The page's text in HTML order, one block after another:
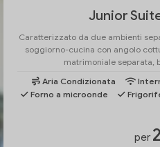
Junior
Caratterizzato da due ambienti
soggiorno-cucina con angolo
matrimoniale separata,
Aria Condizionata
Forno a microonde
per2